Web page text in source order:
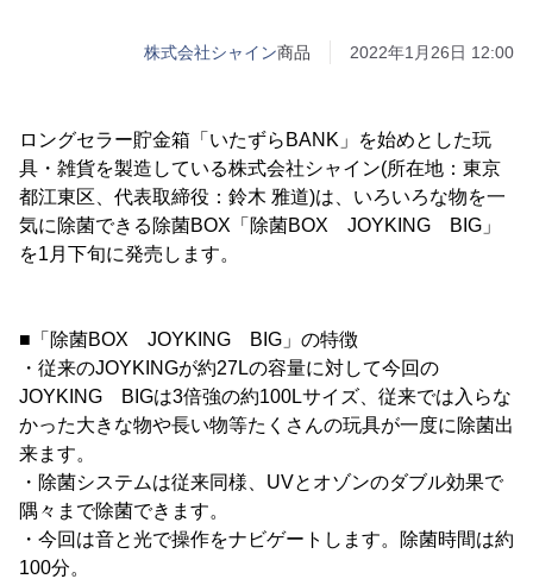
株式会社シャイン商品 2022年1月26日 12:00
ロングセラー貯金箱「いたずらBANK」を始めとした玩
具・雑貨を製造している株式会社シャイン(所在地：東京
都江東区、代表取締役：鈴木 雅道)は、いろいろな物を一
気に除菌できる除菌BOX「除菌BOX JOYKING BIG」
を1月下旬に発売します。
■「除菌BOX JOYKING BIG」の特徴
・従来のJOYKINGが約27Lの容量に対して今回の
JOYKING BIGは3倍強の約100Lサイズ、従来では入らな
かった大きな物や長い物等たくさんの玩具が一度に除菌出
来ます。
・除菌システムは従来同様、UVとオゾンのダブル効果で
隅々まで除菌できます。
・今回は音と光で操作をナビゲートします。除菌時間は約
100分。